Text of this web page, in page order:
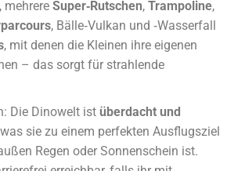
, mehrere Super‑Rutschen, Trampoline,
, Bälle‑Vulkan und ‑Wasserfall
, mit denen die Kleinen ihre eigenen
– das sorgt für strahlende
Die Dinowelt ist überdacht und
sie zu einem perfekten Ausflugsziel
Regen oder Sonnenschein ist.